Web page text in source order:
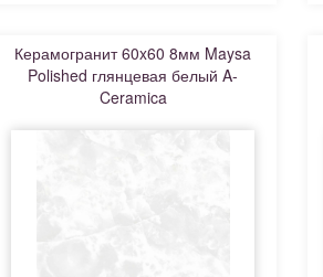
Керамогранит 60x60 8мм Maysa
Polished глянцевая белый A-
Ceramica